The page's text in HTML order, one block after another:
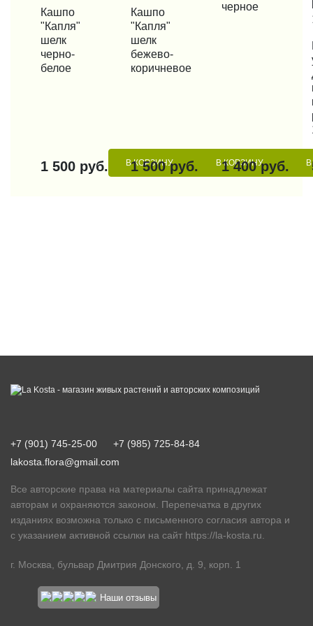
КУПИТЬ В 1 КЛИК
Кашпо
"Капля"
шелк
черно-
белое
1 500 руб. В КОРЗИНУ
КУПИТЬ В 1 КЛИК
Кашпо
"Капля"
шелк
бежево-
коричневое
1 500 руб. В КОРЗИНУ
черное
1 400 руб.
+7 (901) 745-25-00
+7 (985) 725-84-84
lakosta.flora@gmail.com
Все авторские права на материалы сайта принадлежат
авторам и охраняются законом. Перепечатка в других
изданиях возможна только с письменного согласия автора и
с указанием активной ссылки на сайт https://la-kosta.ru
г. Москва, бульвар Дмитрия Донского, д. 9, корп. 1
Наши отзывы